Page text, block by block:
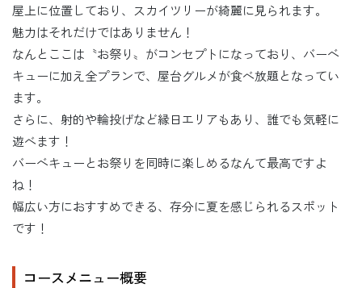
屋上に位置しており、スカイツリーが綺麗に見られます。
魅力はそれだけではありません！
なんとここは〝お祭り〟がコンセプトになっており、バーベ
キューに加え全プランで、屋台グルメが食べ放題となってい
ます。
さらに、射的や輪投げなど縁日エリアもあり、誰でも気軽に
遊べます！
バーベキューとお祭りを同時に楽しめるなんて最高ですよ
ね！
幅広い方におすすめできる、存分に夏を感じられるスポット
です！
コースメニュー概要